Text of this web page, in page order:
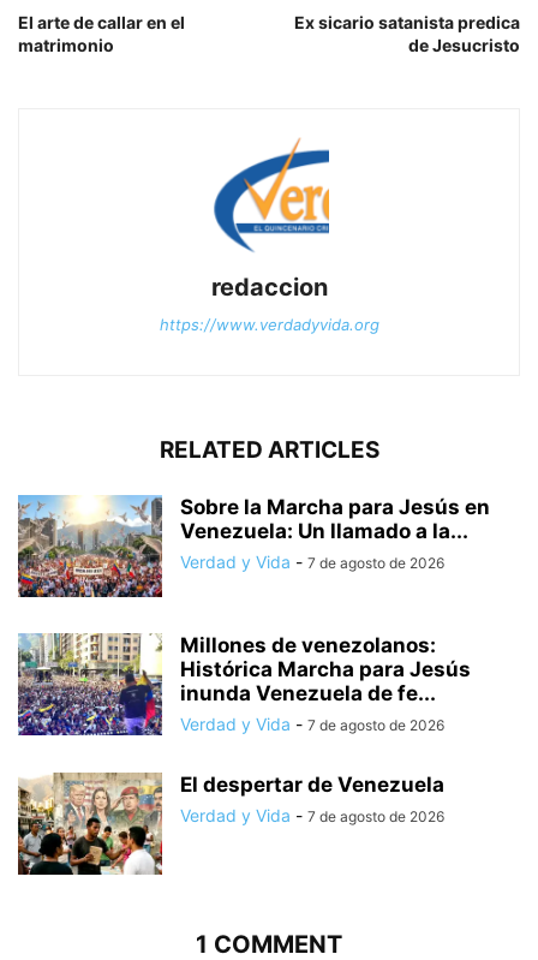
El arte de callar en el
matrimonio
Ex sicario satanista predica
de Jesucristo
redaccion
https://www.verdadyvida.org
RELATED ARTICLES
Sobre la Marcha para Jesús en
Venezuela: Un llamado a la...
Verdad y Vida - 7 de agosto de 2026
Millones de venezolanos:
Histórica Marcha para Jesús
inunda Venezuela de fe...
Verdad y Vida - 7 de agosto de 2026
El despertar de Venezuela
Verdad y Vida - 7 de agosto de 2026
1 COMMENT